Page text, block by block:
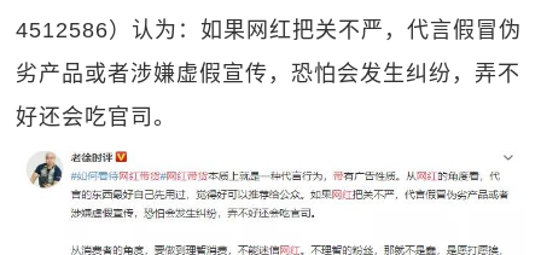
4512586）认为：如果网红把关不严，代言假冒伪
劣产品或者涉嫌虚假宣传，恐怕会发生纠纷，弄不
好还会吃官司。